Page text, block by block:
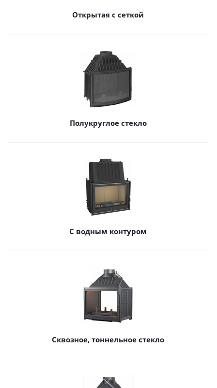
Открытая с сеткой
Полукруглое стекло
С водным контуром
Сквозное, тоннельное стекло